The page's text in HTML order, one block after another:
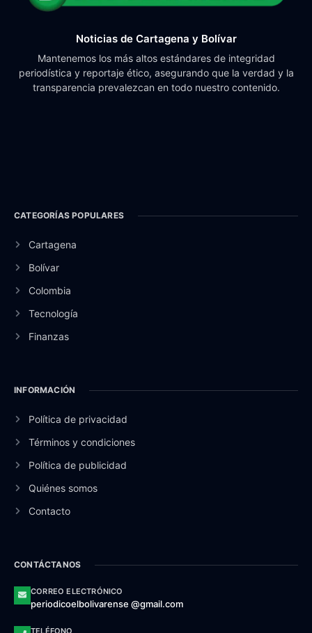
Noticias de Cartagena y Bolívar
Mantenemos los más altos estándares de integridad
periodística y reportaje ético, asegurando que la verdad y la
transparencia prevalezcan en todo nuestro contenido.
CATEGORÍAS POPULARES
Cartagena
Bolívar
Colombia
Tecnología
Finanzas
INFORMACIÓN
Política de privacidad
Términos y condiciones
Política de publicidad
Quiénes somos
Contacto
CONTÁCTANOS
CORREO ELECTRÓNICO
periodicoelbolivarense @gmail.com
TELÉFONO